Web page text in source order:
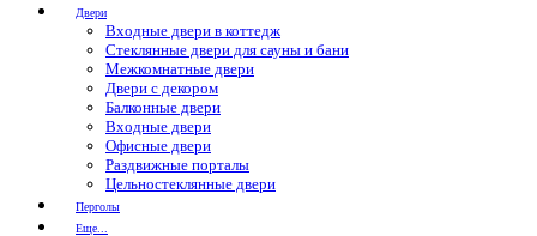
Двери
Входные двери в коттедж
Стеклянные двери для сауны и бани
Межкомнатные двери
Двери с декором
Балконные двери
Входные двери
Офисные двери
Раздвижные порталы
Цельностеклянные двери
Перголы
Еще...